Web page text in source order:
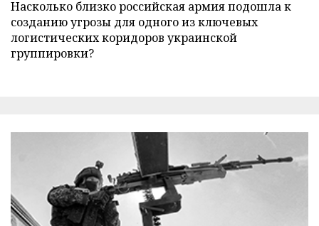
Насколько близко российская армия подошла к
созданию угрозы для одного из ключевых
логистических коридоров украинской
группировки?